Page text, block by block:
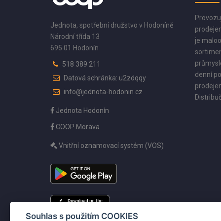
Jednota, spotřební družstvo v Hodoníně
Národní třída 13
695 01 Hodonín
518 389 211
Datová schránka: u2zdqqy
info@jednota-hodonin.cz
Jednota Hodonín
COOP Morava
Vnitřní oznamovací systém (VOS)
je
denní
Souhlas s použitím COOKIES